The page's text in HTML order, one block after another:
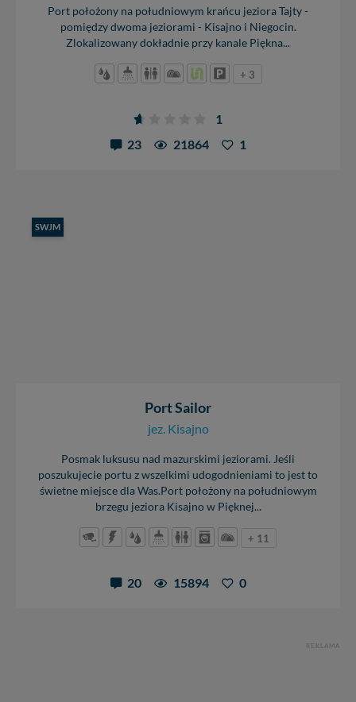
Port położony na południowym krańcu jeziora Tajty -
pomiędzy dwoma jeziorami - Kisajno i Niegocin.
Zlokalizowany dokładnie przy kanale Piękna...
+ 3
1
23
21864 1
SWJM
Port Sailor
jez. Kisajno
Posmak luksusu nad mazurskimi jeziorami. Jeśli
poszukujecie portu z wszelkimi udogodnieniami to jest to
świetne miejsce dla Was.Port położony na południowym
brzegu jeziora Kisajno w Pięknej...
+ 11
20 15894 0
REKLAMA